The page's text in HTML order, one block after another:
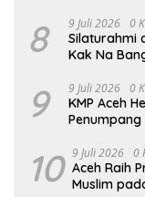
8 9 Juli 2026 0
Silaturahmi
Kak Na
9 9 Juli 2026 0
KMP Aceh
10 9 Juli 2026 0
Aceh Raih
Muslim